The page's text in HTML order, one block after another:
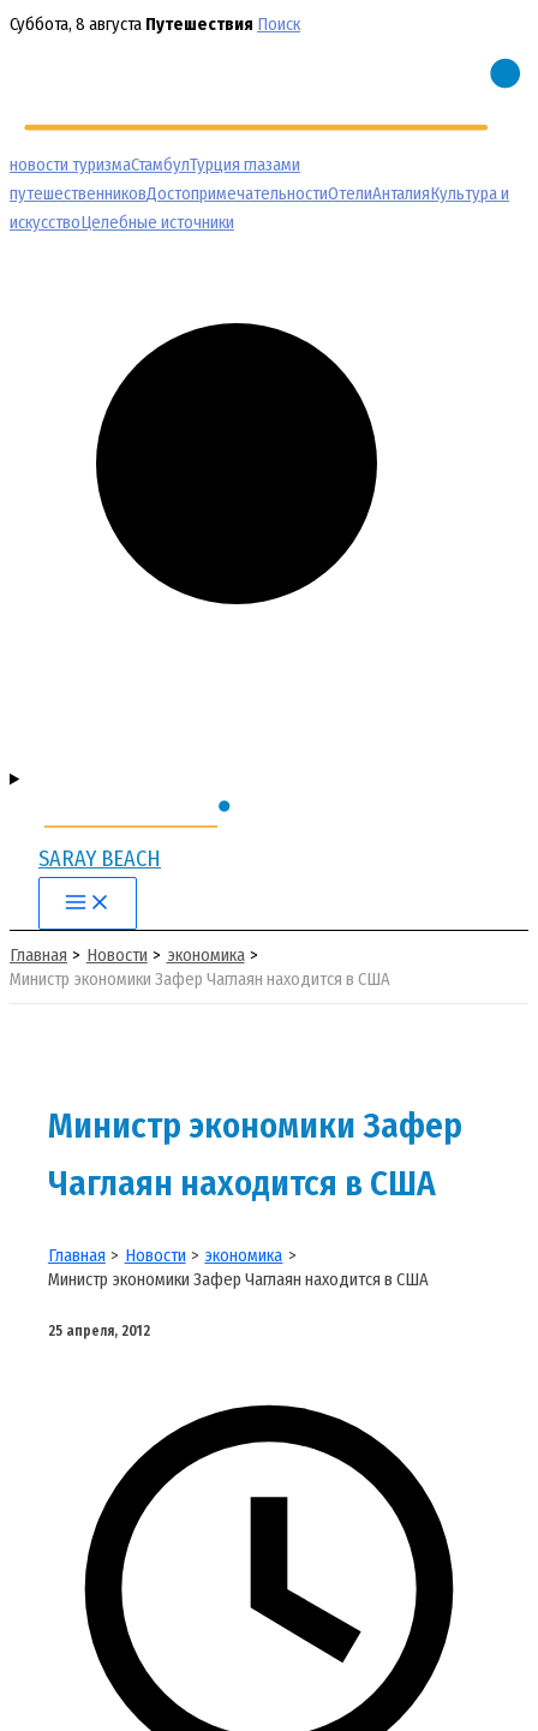
Перейти
Суббота, 8 августа Путешествия Поиск
новости туризмаСтамбулТурция глазами
путешественниковДостопримечательностиОтелиАнталияКультура и
искусствоЦелебные источники
SARAY BEACH
Main
Menu
Главная Новости
экономика
Министр экономики Зафер Чаглаян находится в США
Министр экономики Зафер
Чаглаян находится в США
Главная Новости
экономика
Министр экономики Зафер Чаглаян находится в США
25 апреля, 2012